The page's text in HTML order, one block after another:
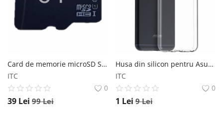
Card de memorie microSD STAR de 64GB clasa 10, U1 Star
ITC
0
39 Lei 99Lei
Husa din silicon pentru Asus Zoom 3 albastru
ITC
0
1 Lei 9Lei